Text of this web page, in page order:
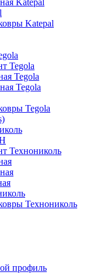
Katepal
Katepal
Tegola
Tegola
Tegola
Tegola
Технониколь
Технониколь
профиль